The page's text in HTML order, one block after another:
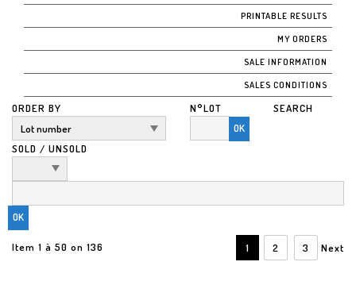
PRINTABLE RESULTS
MY ORDERS
SALE INFORMATION
SALES CONDITIONS
ORDER BY
N°LOT
OK
SOLD / UNSOLD
SEARCH
Item 1 à 50 on 136 1 2 3 Next